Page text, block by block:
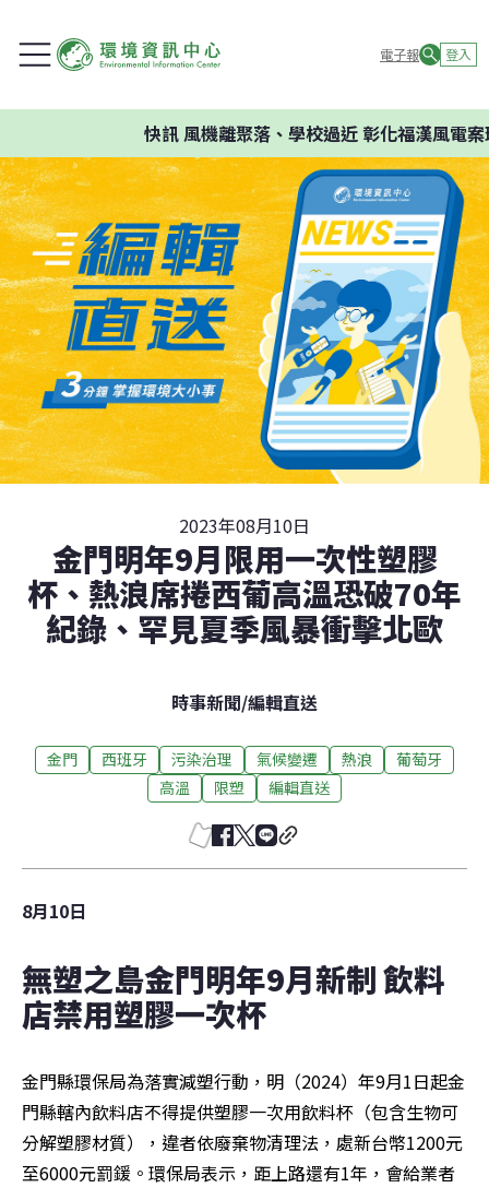
電子報 登入
快訊風機離聚落、學校過近 彰化福漢風電案環
2023年08月10日
金門明年9月限用一次性塑膠
杯、熱浪席捲西葡高溫恐破70年
紀錄、罕見夏季風暴衝擊北歐
時事新聞/編輯直送
金門 西班牙 污染治理 氣候變遷 熱浪
葡萄牙
高溫
限塑 編輯直送
8月10日
無塑之島金門明年9月新制 飲料
店禁用塑膠一次杯
金門縣環保局為落實減塑行動，明（2024）年9月1日起金
門縣轄內飲料店不得提供塑膠一次用飲料杯（包含生物可
分解塑膠材質），違者依廢棄物清理法，處新台幣1200元
至6000元罰鍰。環保局表示，距上路還有1年，會給業者